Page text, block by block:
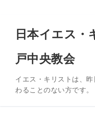
日本イエス・
戸中央教会
イエス・キリストは、
わることのない方です